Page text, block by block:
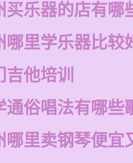
买乐器的店有哪
哪里学乐器比较
吉他培训
通俗唱法有哪些
哪里卖钢琴便宜